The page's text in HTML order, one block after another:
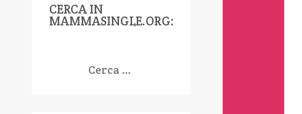
CERCA IN
MAMMASINGLE.ORG: